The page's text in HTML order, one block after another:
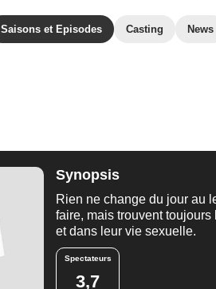
Saisons et Episodes Casting News
Synopsis
Rien ne change du jour au
faire, mais trouvent
et dans leur vie sexuelle.
Spectateurs
3,7